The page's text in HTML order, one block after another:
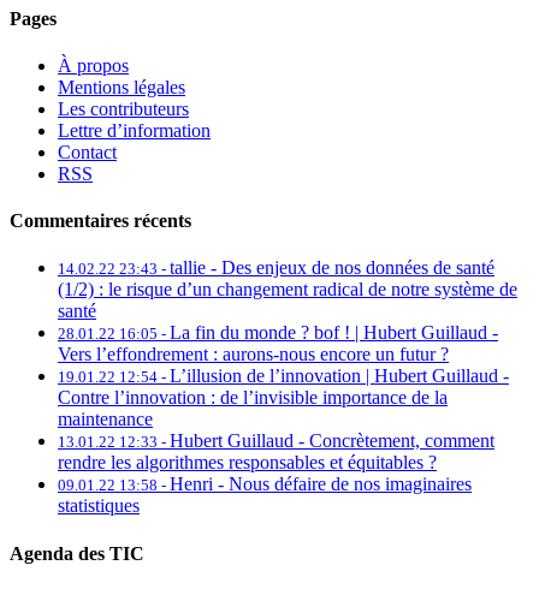
Pages
À propos
Mentions légales
Les contributeurs
Lettre d’information
Contact
RSS
Commentaires récents
14.02.22 23:43 - tallie - Des enjeux de nos données de santé
(1/2) : le risque d’un changement radical de notre système de
santé
28.01.22 16:05 - La fin du monde ? bof ! | Hubert Guillaud -
Vers l’effondrement : aurons-nous encore un futur ?
19.01.22 12:54 - L’illusion de l’innovation | Hubert Guillaud -
Contre l’innovation : de l’invisible importance de la
maintenance
13.01.22 12:33 - Hubert Guillaud - Concrètement, comment
rendre les algorithmes responsables et équitables ?
09.01.22 13:58 - Henri - Nous défaire de nos imaginaires
statistiques
Agenda des TIC